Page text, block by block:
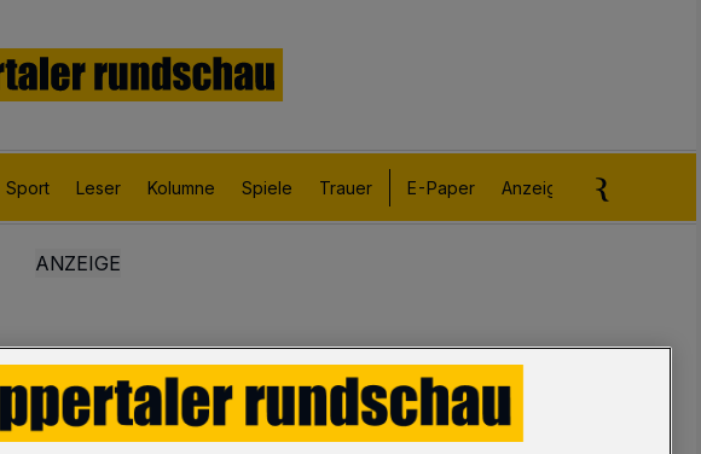
Sport Leser Kolumne Spiele Trauer E-Paper Anzeigen aufgeben